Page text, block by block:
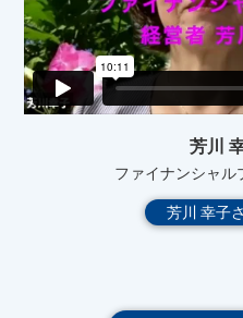
芳川
ファイナンシャル
芳川 幸子